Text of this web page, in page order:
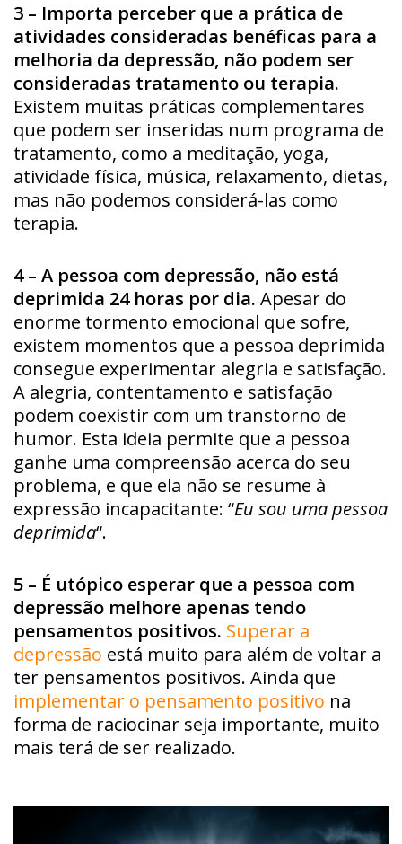
3 – Importa perceber que a prática de
atividades consideradas benéficas para a
melhoria da depressão, não podem ser
consideradas tratamento ou terapia.
Existem muitas práticas complementares
que podem ser inseridas num programa de
tratamento, como a meditação, yoga,
atividade física, música, relaxamento, dietas,
mas não podemos considerá-las como
terapia.
4 – A pessoa com depressão, não está
deprimida 24 horas por dia. Apesar do
enorme tormento emocional que sofre,
existem momentos que a pessoa deprimida
consegue experimentar alegria e satisfação.
A alegria, contentamento e satisfação
podem coexistir com um transtorno de
humor. Esta ideia permite que a pessoa
ganhe uma compreensão acerca do seu
problema, e que ela não se resume à
expressão incapacitante: “Eu sou uma pessoa
deprimida“.
5 – É utópico esperar que a pessoa com
depressão melhore apenas tendo
pensamentos positivos. Superar a
depressão está muito para além de voltar a
ter pensamentos positivos. Ainda que
implementar o pensamento positivo na
forma de raciocinar seja importante, muito
mais terá de ser realizado.